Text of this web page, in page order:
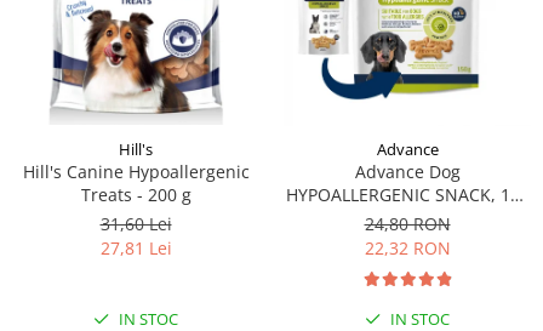
Hill's
Hill's Canine Hypoallergenic
Treats - 200 g
31,60 Lei
27,81 Lei
IN STOC
Advance
Advance Dog
HYPOALLERGENIC SNACK, 150
g
24,80 RON
22,32 RON
IN STOC